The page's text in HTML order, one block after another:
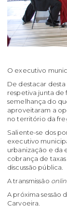
O executivo
De destacar
respetiva junta de
semelhança do
aproveitaram a
no território da
Saliente-se dos
executivo
urbanização e da
cobrança de
discussão pública.
A transmissão
A próxima sessão
Carvoeira.